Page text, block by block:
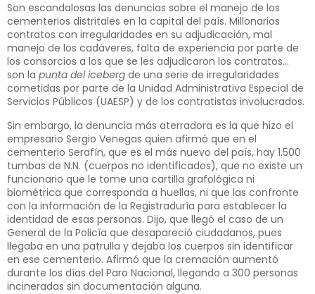
Son escandalosas las denuncias sobre el manejo de los
cementerios distritales en la capital del país. Millonarios
contratos con irregularidades en su adjudicación, mal
manejo de los cadáveres, falta de experiencia por parte de
los consorcios a los que se les adjudicaron los contratos…
son la punta del iceberg de una serie de irregularidades
cometidas por parte de la Unidad Administrativa Especial de
Servicios Públicos (UAESP) y de los contratistas involucrados.
Sin embargo, la denuncia más aterradora es la que hizo el
empresario Sergio Venegas quien afirmó que en el
cementerio Serafín, que es el más nuevo del país, hay 1.500
tumbas de N.N. (cuerpos no identificados), que no existe un
funcionario que le tome una cartilla grafológica ni
biométrica que corresponda a huellas, ni que las confronte
con la información de la Registraduría para establecer la
identidad de esas personas. Dijo, que llegó el caso de un
General de la Policía que desapareció ciudadanos, pues
llegaba en una patrulla y dejaba los cuerpos sin identificar
en ese cementerio. Afirmó que la cremación aumentó
durante los días del Paro Nacional, llegando a 300 personas
incineradas sin documentación alguna.